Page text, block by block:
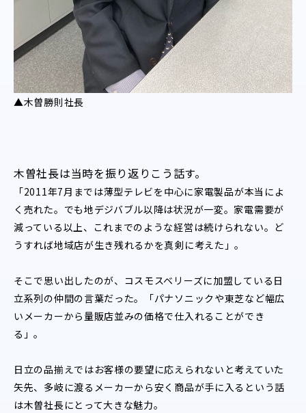
▲木曽勝則社長
木曽社長は当時を振り返りこう話す。
「2011年7月までは薄型テレビを中心に家電製品が本当によ
く売れた。でも地デジバブル以降は状況が一変。家電需要が
減っている以上、これまでのような経営は続けられない。ど
うすれば地域店が生き残れるかを真剣に考えた」。
そこで思い出したのが、コスモスベリーズに加盟している日
立系列の仲間の言葉だった。「パナソニックや東芝など幅広
いメーカーから量販店並みの価格で仕入れることができ
る」。
日立の品揃えではお客様の要望に応えられないと考えていた
矢先、多岐に渡るメーカーから安く商品が手に入るという話
は木曽社長にとって大きな魅力。